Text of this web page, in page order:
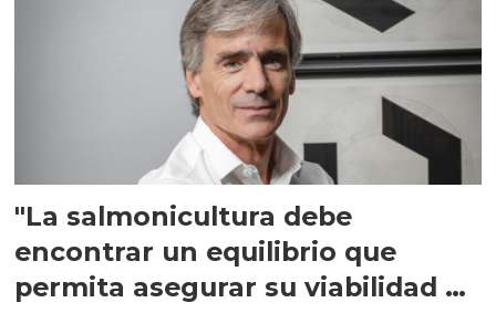
"La salmonicultura debe
encontrar un equilibrio que
permita asegurar su viabilidad de